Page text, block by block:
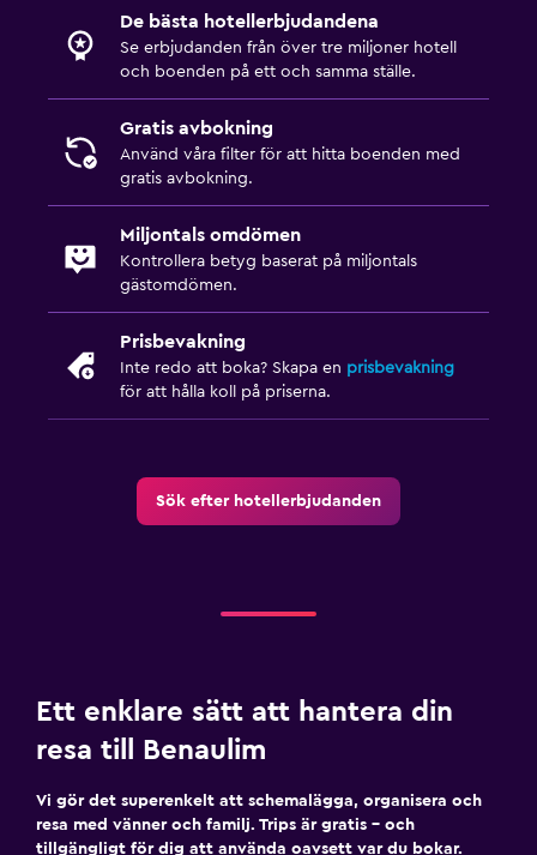
De bästa hotellerbjudandena
Se erbjudanden från över tre miljoner hotell
och boenden på ett och samma ställe.
Gratis avbokning
Använd våra filter för att hitta boenden med
gratis avbokning.
Miljontals omdömen
Kontrollera betyg baserat på miljontals
gästomdömen.
Prisbevakning
Inte redo att boka? Skapa en prisbevakning
för att hålla koll på priserna.
Sök efter hotellerbjudanden
Ett enklare sätt att hantera din
resa till Benaulim
Vi gör det superenkelt att schemalägga, organisera och
resa med vänner och familj. Trips är gratis – och
tillgängligt för dig att använda oavsett var du bokar.